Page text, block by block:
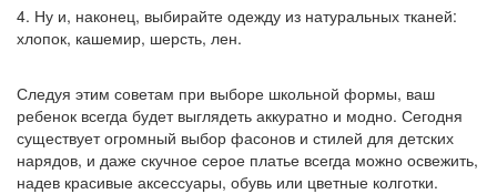
4. Ну и, наконец, выбирайте одежду из натуральных тканей:
хлопок, кашемир, шерсть, лен.
Следуя этим советам при выборе школьной формы, ваш
ребенок всегда будет выглядеть аккуратно и модно. Сегодня
существует огромный выбор фасонов и стилей для детских
нарядов, и даже скучное серое платье всегда можно освежить,
надев красивые аксессуары, обувь или цветные колготки.